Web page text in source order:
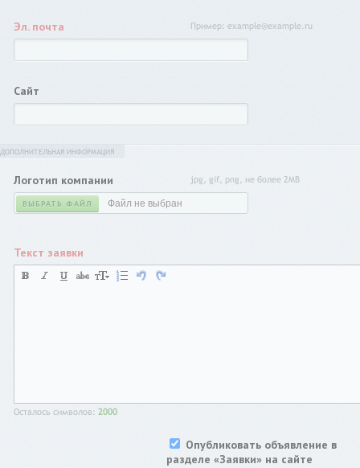
Эл. почта Пример: example@example.ru
Сайт
ДОПОЛНИТЕЛЬНАЯ ИНФОРМАЦИЯ
Логотип компании
ВЫБРАТЬ ФАЙЛ Файл не выбран
jpg, gif, png, не более 2MB
Текст заявки
Осталось символов: 2000
Опубликовать объявление в
разделе «Заявки» на сайте